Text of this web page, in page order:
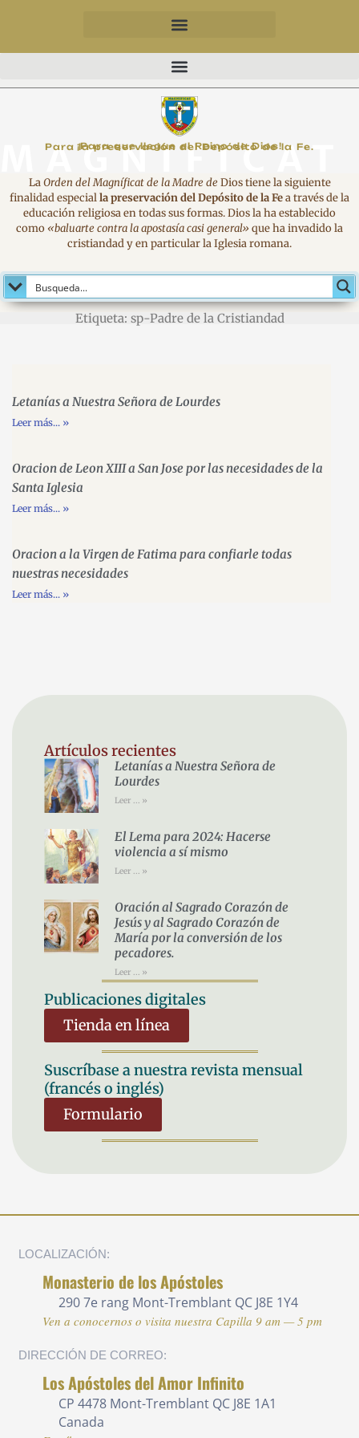
Para la preservación del Depósito de la Fe.
¡Para que llegue el Reino de Dios!
MAGNIFICAT
LaOrden del Magníficat de la Madre deDios tiene la siguiente
finalidad especialla preservación del Depósito de la Fea través de la
educación religiosa en todas sus formas. Dios la ha establecido
como «baluarte contra la apostasía casi general» que ha invadido la
cristiandad y en particular la Iglesia romana.
Etiqueta: sp-Padre de la Cristiandad
Letanías a Nuestra Señora de Lourdes
Leer más... »
Oracion de Leon XIII a San Jose por las necesidades de la
Santa Iglesia
Leer más... »
Oracion a la Virgen de Fatima para confiarle todas
nuestras necesidades
Leer más... »
Artículos recientes
Letanías a Nuestra Señora de
Lourdes
Leer ... »
El Lema para 2024: Hacerse
violencia a sí mismo
Leer ... »
Oración al Sagrado Corazón de
Jesús y al Sagrado Corazón de
María por la conversión de los
pecadores.
Leer ... »
Publicaciones digitales
Tienda en línea
Suscríbase a nuestra revista mensual
(francés o inglés)
Formulario
LOCALIZACIÓN:
Monasterio de los Apóstoles
290 7e rang Mont-Tremblant QC J8E 1Y4
Ven a conocernos o visita nuestra Capilla 9 am — 5 pm
DIRECCIÓN DE CORREO:
Los Apóstoles del Amor Infinito
CP 4478 Mont-Tremblant QC J8E 1A1
Canada